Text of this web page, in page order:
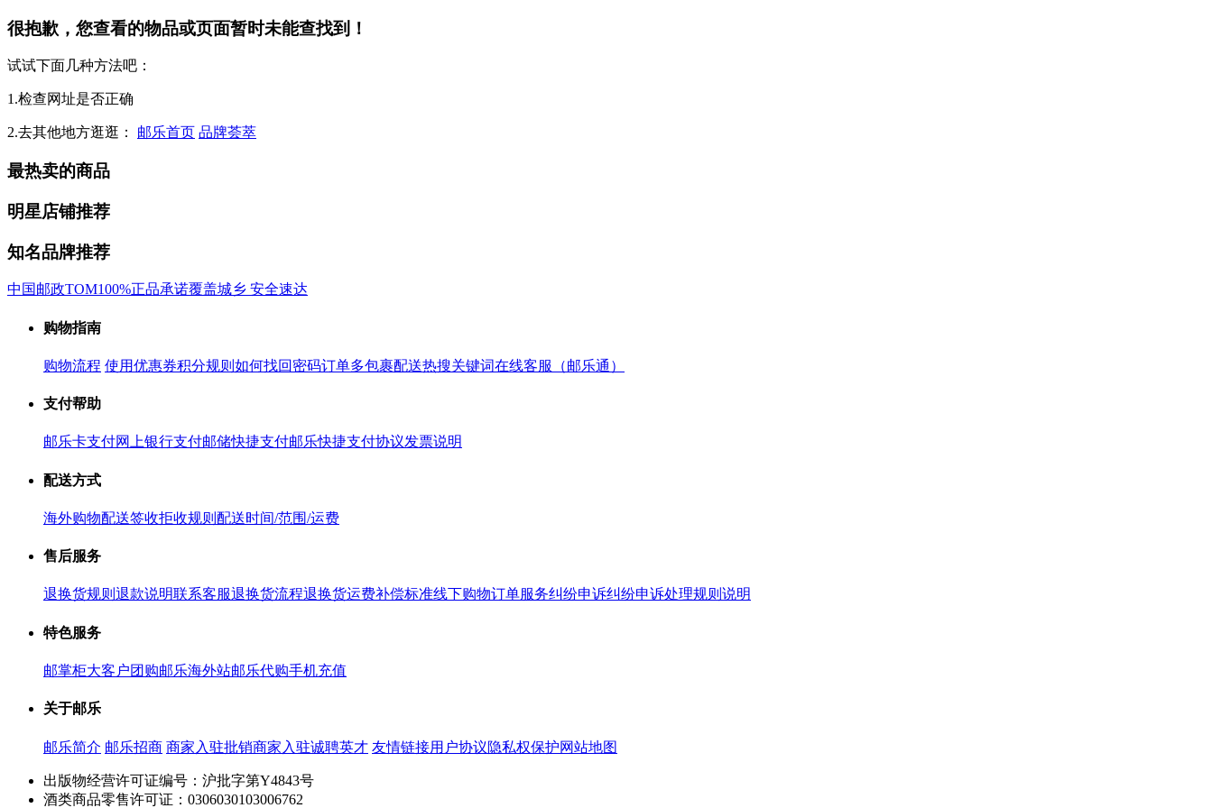
很抱歉，您查看的物品或页面暂时未能查找到！
试试下面几种方法吧：
1.检查网址是否正确
2.去其他地方逛逛： 邮乐首页 品牌荟萃
最热卖的商品
明星店铺推荐
知名品牌推荐
中国邮政TOM100%正品承诺覆盖城乡 安全速达
购物指南
购物流程 使用优惠券积分规则 如何找回密码订单多包裹配送热搜关键词在线客服（邮乐通）
支付帮助
邮乐卡支付网上银行支付邮储快捷支付邮乐快捷支付协议发票说明
配送方式
海外购物配送签收拒收规则 配送时间/范围/运费
售后服务
退换货规则 退款说明联系客服退换货流程退换货运费补偿标准线下购物订单服务纠纷申诉纠纷申诉处理规则说明
特色服务
邮掌柜大客户团购邮乐海外站邮乐代购手机充值
关于邮乐
邮乐简介 邮乐招商 商家入驻批销商家入驻诚聘英才 友情链接用户协议隐私权保护网站地图
出版物经营许可证编号：沪批字第Y4843号
酒类商品零售许可证：0306030103006762